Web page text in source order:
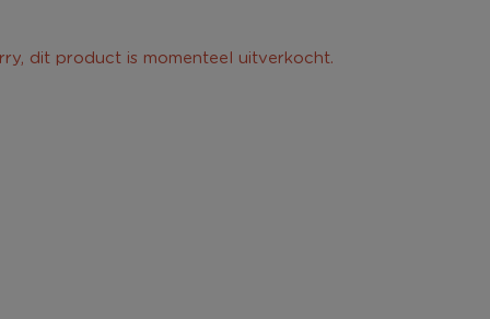
dit product is momenteel uitverkocht.